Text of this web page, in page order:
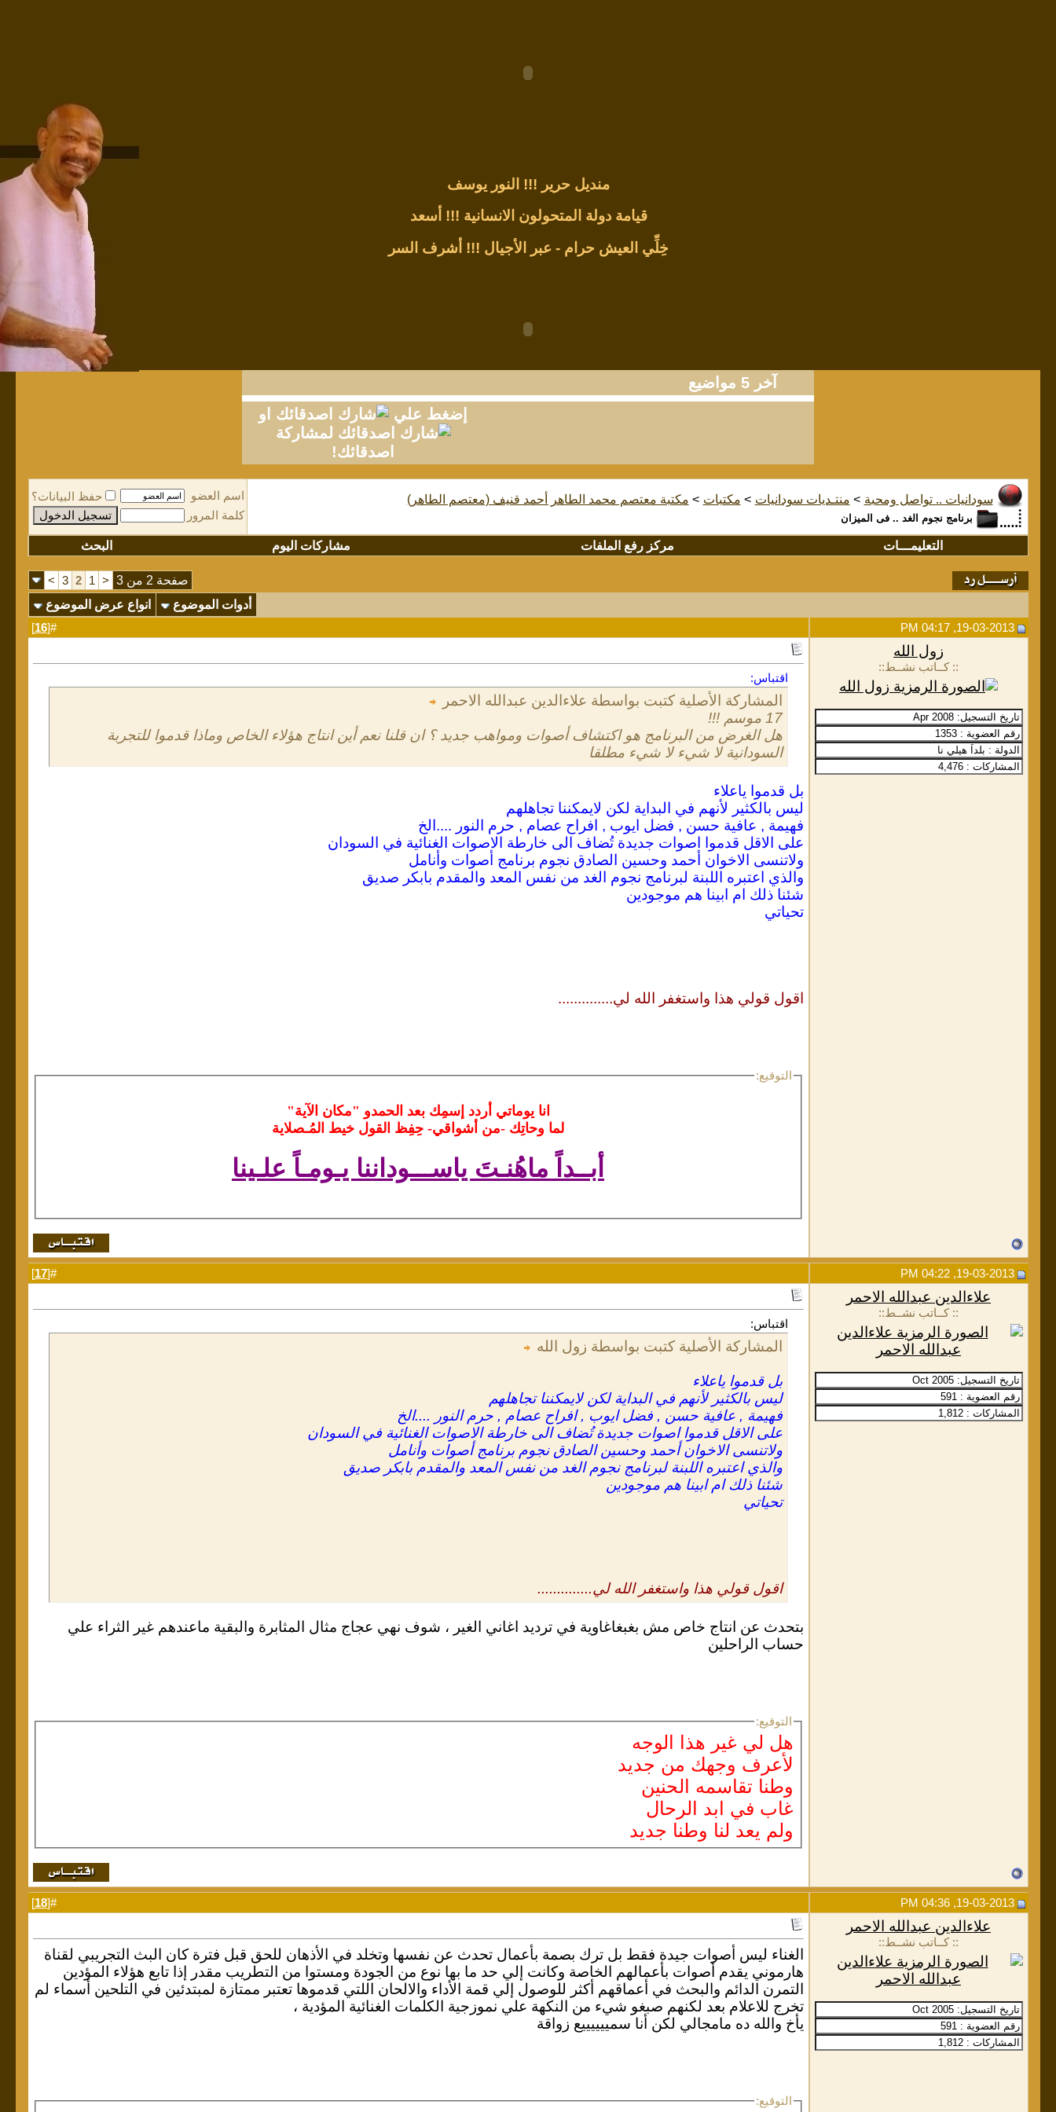
منديل حرير !!! النور يوسف
قيامة دولة المتحولون الانسانية !!! أسعد
خِلِّي العيش حرام - عبر الأجيال !!! أشرف السر
آخر 5 مواضيع
إضغط علي
او
لمشاركة
اصدقائك!
سودانيات .. تواصل ومحبة > منتـديات سودانيات > مكتبات > مكتبة معتصم محمد الطاهر أحمد قنيف (معتصم الطاهر)
برنامج نجوم الغد .. فى الميزان
اسم العضو
حفظ البيانات؟
كلمة المرور
التعليمـــات مركز رفع الملفات مشاركات اليوم البحث
صفحة 2 من 3 <
1
2
3
>
أدوات الموضوع
انواع عرض الموضوع
19-03-2013, 04:17 PM
#[
16
]
زول الله
:: كــاتب نشــط::
اقتباس:
المشاركة الأصلية كتبت بواسطة علاءالدين عبدالله الاحمر
17 موسم !!!
هل الغرض من البرنامج هو اكتشاف أصوات ومواهب جديد ؟ ان قلنا نعم أين انتاج هؤلاء الخاص وماذا قدموا للتجربة
السودانية لا شيء لا شيء مطلقا
بل قدموا ياعلاء
ليس بالكثير لأنهم في البداية لكن لايمكننا تجاهلهم
فهيمة , عافية حسن , فضل ايوب , افراح عصام , حرم النور ....الخ
على الاقل قدموا اصوات جديدة تُضاف الى خارطة الاصوات الغنائية في السودان
ولاتنسى الاخوان أحمد وحسين الصادق نجوم برنامج أصوات وأنامل
والذي اعتبره اللبنة لبرنامج نجوم الغد من نفس المعد والمقدم بابكر صديق
شئنا ذلك ام ابينا هم موجودين
تحياتي
اقول قولي هذا واستغفر الله لي..............
التوقيع:
انا يوماتي أردد إسمِك بعد الحمدو "مكان الآية"
لما وحاتِك -من أشواقي- حِفِظ القول خيط المُـصلاية
أبــداً ماهُنـتَ ياســـوداننا يـومـاً علـينا
19-03-2013, 04:22 PM
#[
17
]
علاءالدين عبدالله الاحمر
:: كــاتب نشــط::
اقتباس:
المشاركة الأصلية كتبت بواسطة زول الله
بل قدموا ياعلاء
ليس بالكثير لأنهم في البداية لكن لايمكننا تجاهلهم
فهيمة , عافية حسن , فضل ايوب , افراح عصام , حرم النور ....الخ
على الاقل قدموا اصوات جديدة تُضاف الى خارطة الاصوات الغنائية في السودان
ولاتنسى الاخوان أحمد وحسين الصادق نجوم برنامج أصوات وأنامل
والذي اعتبره اللبنة لبرنامج نجوم الغد من نفس المعد والمقدم بابكر صديق
شئنا ذلك ام ابينا هم موجودين
تحياتي
اقول قولي هذا واستغفر الله لي..............
بتحدث عن انتاج خاص مش بغبغاغاوية في ترديد اغاني الغير ، شوف نهي عجاج مثال المثابرة والبقية ماعندهم غير الثراء علي
حساب الراحلين
التوقيع:
هل لي غير هذا الوجه
لأعرف وجهك من جديد
وطنا تقاسمه الحنين
غاب في ابد الرحال
ولم يعد لنا وطنا جديد
19-03-2013, 04:36 PM
#[
18
]
علاءالدين عبدالله الاحمر
:: كــاتب نشــط::
الغناء ليس أصوات جيدة فقط بل ترك بصمة بأعمال تحدث عن نفسها وتخلد في الأذهان للحق قبل فترة كان البث التجريبي لقناة
هارموني يقدم أصوات بأعمالهم الخاصة وكانت إلي حد ما بها نوع من الجودة ومستوا من التطريب مقدر إذا تابع هؤلاء المؤدين
التمرن الدائم والبحث في أعماقهم أكثر للوصول إلي قمة الأداء والالحان اللتي قدموها تعتبر ممتازة لمبتدئين في التلحين أسماء لم
تخرج للاعلام بعد لكنهم صبغو شيء من النكهة علي نموزجية الكلمات الغنائية المؤدية ،
يأخ والله ده مامجالي لكن أنا سمييييييع زواقة
التوقيع: